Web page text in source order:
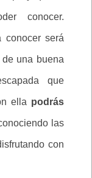
conocer.
conocer será
una buena
que
ella podrás
las
con